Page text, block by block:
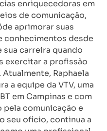
enriquecedoras em
de comunicação,
aprimorar suas
conhecimentos desde
sua carreira quando
exercitar a profissão
Atualmente, Raphaela
a equipe da VTV, uma
em Campinas e com
pela comunicação e
seu ofício, continua a